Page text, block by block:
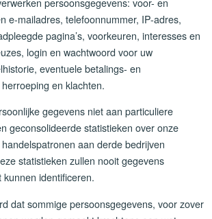
e-mailadres, telefoonnummer, IP-adres,
pagina’s, voorkeuren, interesses en
login en wachtwoord voor uw
eventuele betalings- en
en klachten.
gegevens niet aan particuliere
geconsolideerde statistieken over onze
aan derde bedrijven
statistieken zullen nooit gegevens
identificeren.
dat sommige persoonsgegevens, voor zover